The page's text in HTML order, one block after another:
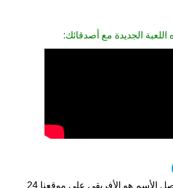
الجديدة مع أصدقائك:
Fazil هو اسم للبنين أصل الأسم هو الأفريقي على موقعنا 24